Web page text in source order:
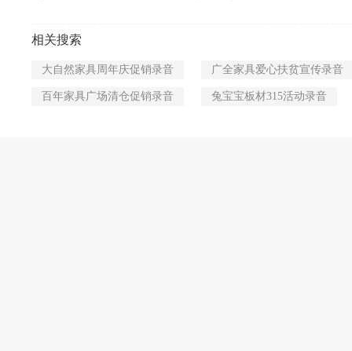
相关搜索
大自然家具周年庆促销录音 广全家具爱心扶贫宣传录音
百年家具广场清仓促销录音 兔宝宝板材315活动录音